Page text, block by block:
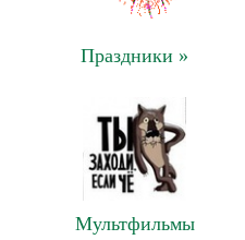
Праздники »
Мультфильмы